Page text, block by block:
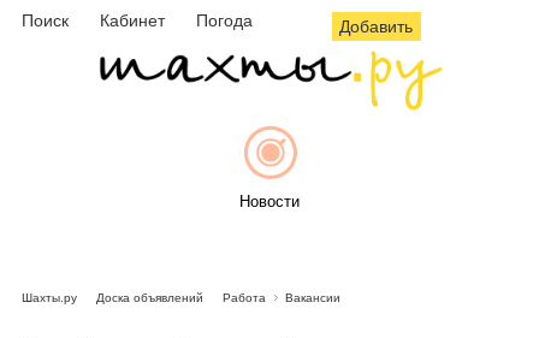
Поиск Кабинет Погода Добавить
Новости
Шахты.ру Доска объявлений Работа Вакансии